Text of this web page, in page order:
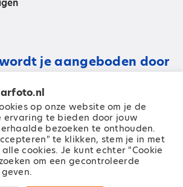
je aangeboden door
Zeilen Media B.V.
op onze website om je de
ervaring te bieden door jouw
bezoeken te onthouden.
te klikken, stem je in met
cookies. Je kunt echter "Cookie
om een ​​gecontroleerde